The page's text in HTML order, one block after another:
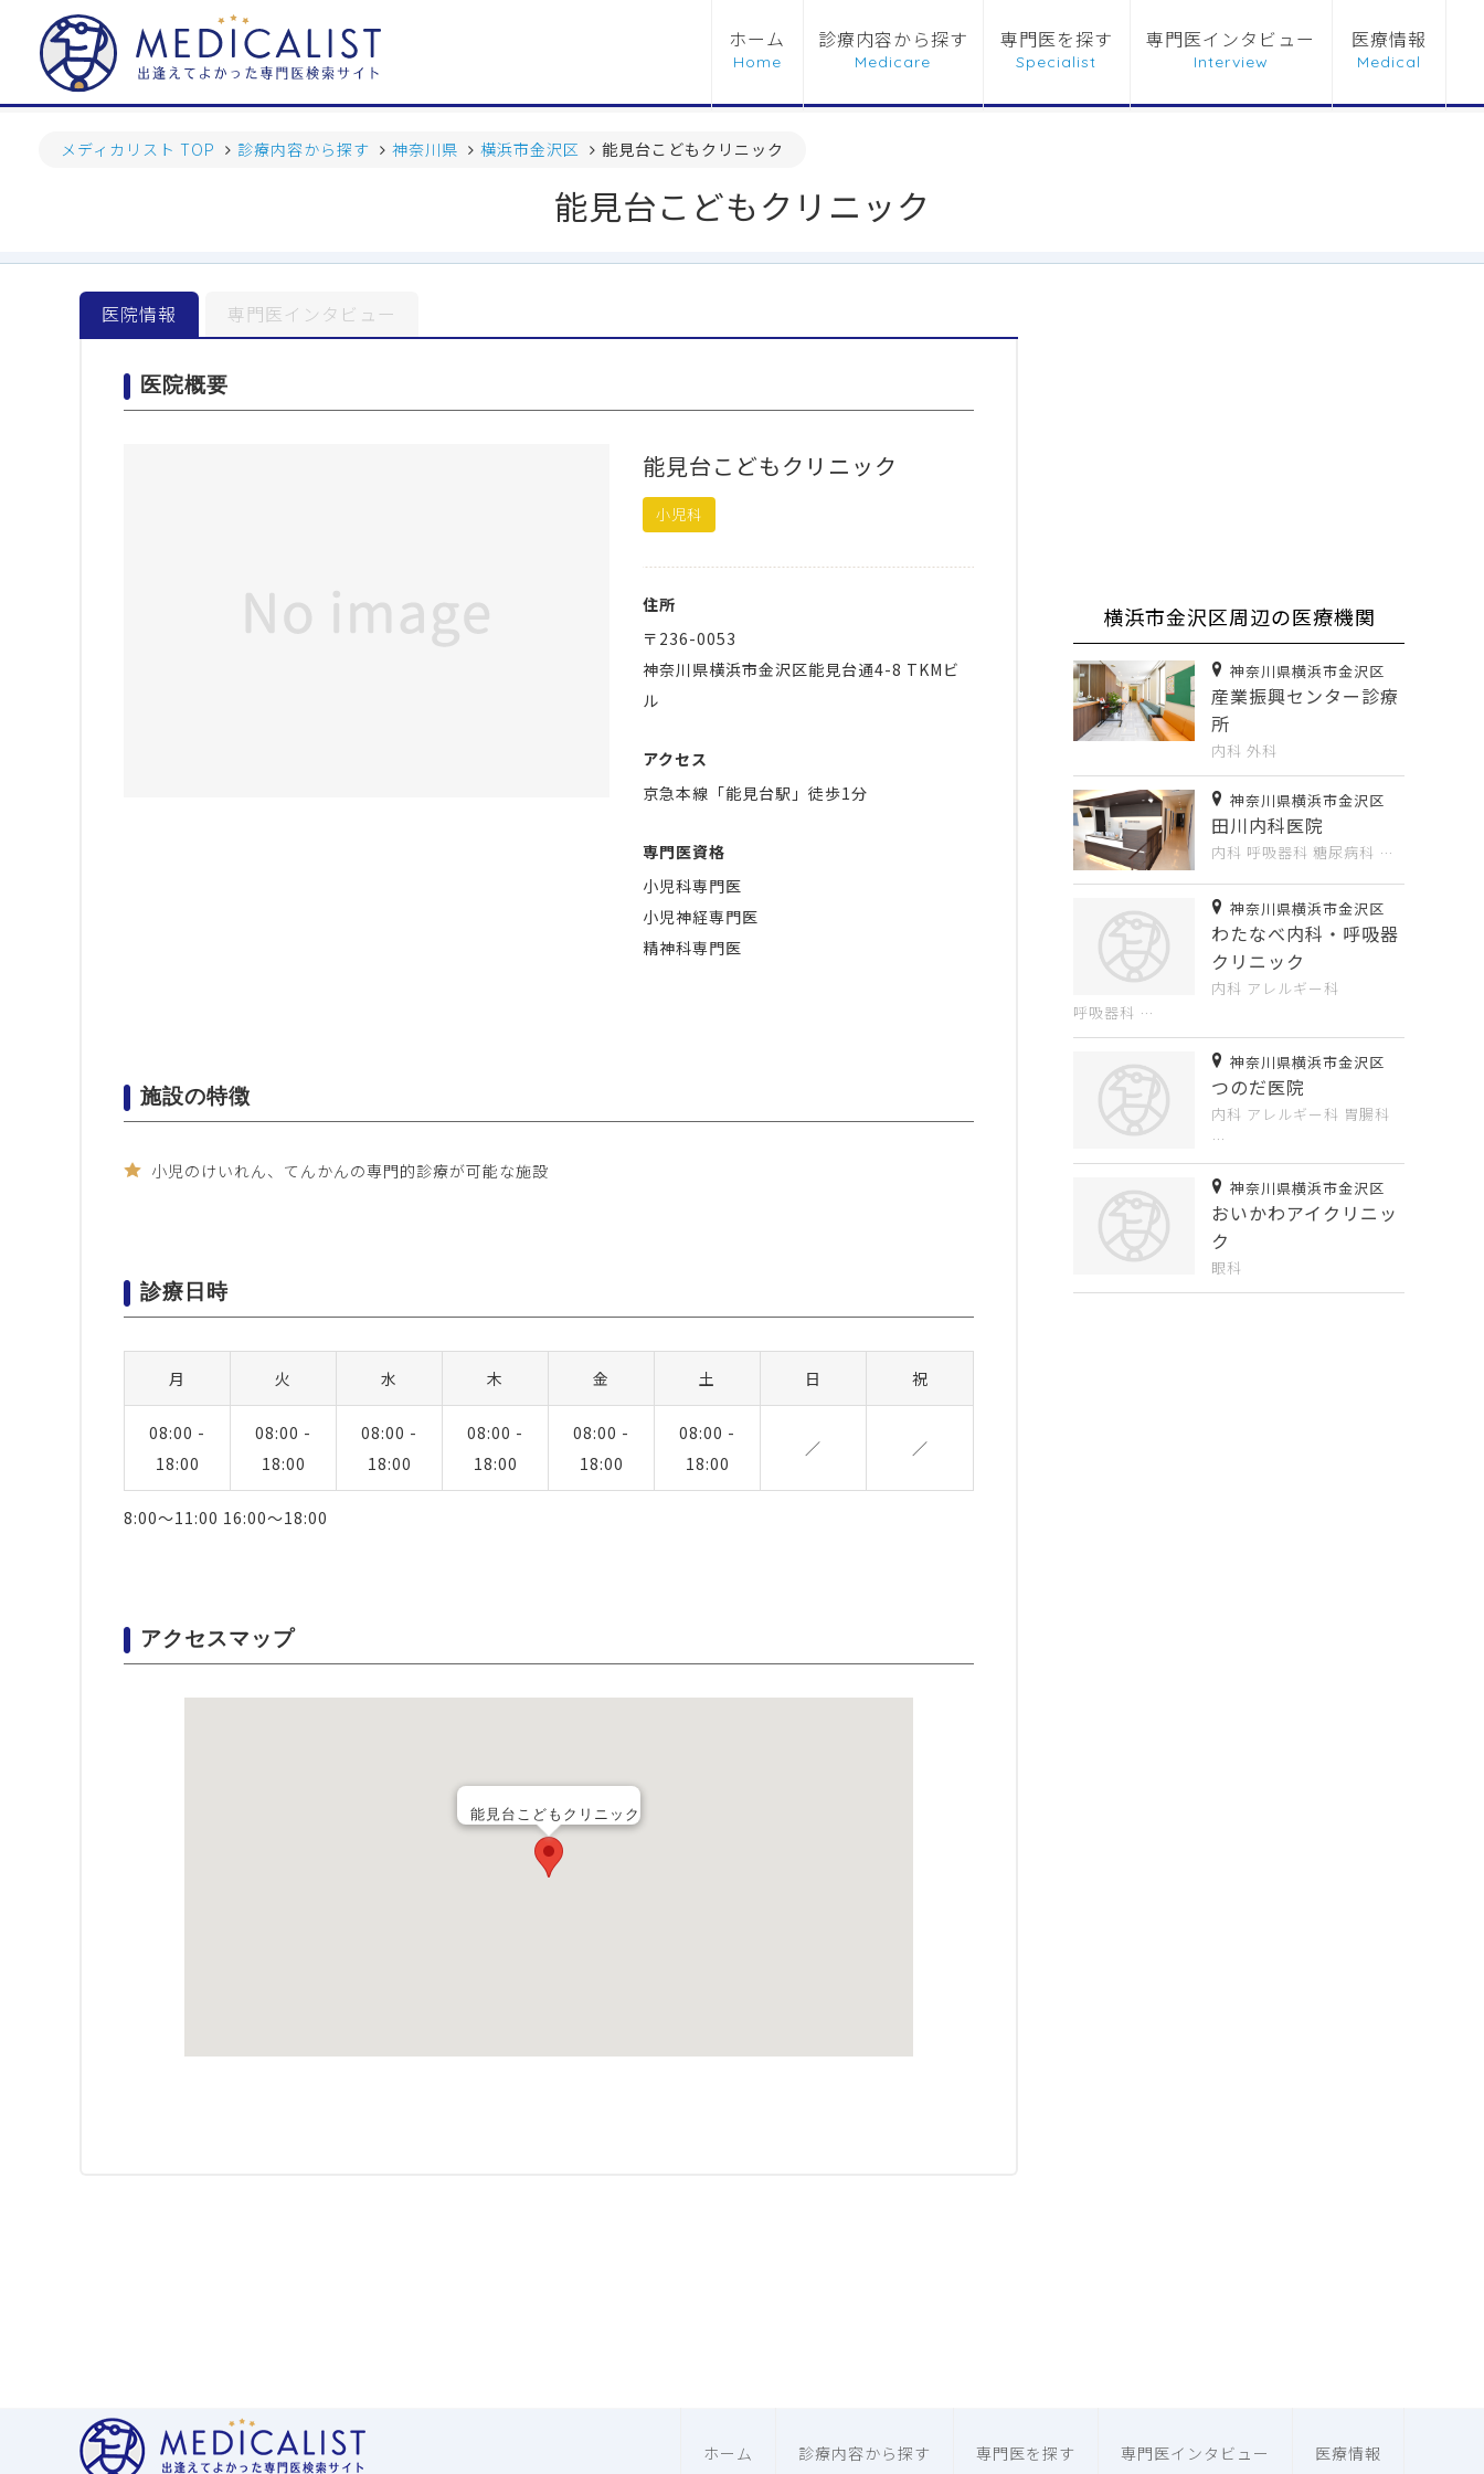
ホーム 診療内容から探す 専門医を探す 専門医インタビュー 医療情報
メディカリスト TOP 診療内容から探す 神奈川県 横浜市金沢区 能見台こどもクリニック
能見台こどもクリニック
医院情報 専門医インタビュー
医院概要
能見台こどもクリニック
小児科
住所
〒 236-0053
神奈川県横浜市金沢区能見台通4-8 TKMビ
ル
アクセス
京急本線「能見台駅」徒歩1分
専門医資格
小児科専門医
小児神経専門医
精神科専門医
施設の特徴
小児のけいれん、てんかんの専門的診療が可能な施設
診療日時
月 火 水 木 金 土 日 祝
08:00 -
18:00
08:00 -
18:00
08:00 -
18:00
08:00 -
18:00
08:00 -
18:00
08:00 -
18:00
／ ／
8:00～11:00 16:00～18:00
アクセスマップ
能見台こどもクリニック
横浜市金沢区周辺の医療機関
神奈川県横浜市金沢区
産業振興センター診療
所
内科 外科
神奈川県横浜市金沢区
田川内科医院
内科 呼吸器科 糖尿病科 …
神奈川県横浜市金沢区
わたなべ内科・呼吸器
クリニック
内科 アレルギー科
呼吸器科 …
神奈川県横浜市金沢区
つのだ医院
内科 アレルギー科 胃腸科
…
神奈川県横浜市金沢区
おいかわアイクリニッ
ク
眼科
ホーム 診療内容から探す 専門医を探す 専門医インタビュー 医療情報